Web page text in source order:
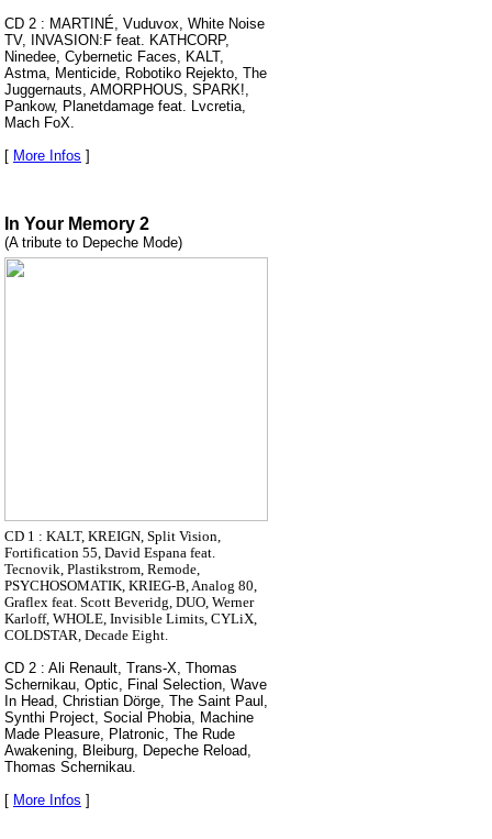
CD 2 : MARTINÉ, Vuduvox, White Noise
TV, INVASION:F feat. KATHCORP,
Ninedee, Cybernetic Faces, KALT,
Astma, Menticide, Robotiko Rejekto, The
Juggernauts, AMORPHOUS, SPARK!,
Pankow, Planetdamage feat. Lvcretia,
Mach FoX.
[ More Infos ]
In Your Memory 2
(A tribute to Depeche Mode)
CD 1 : KALT, KREIGN, Split Vision,
Fortification 55, David Espana feat.
Tecnovik, Plastikstrom, Remode,
PSYCHOSOMATIK, KRIEG-B, Analog 80,
Graflex feat. Scott Beveridg, DUO, Werner
Karloff, WHOLE, Invisible Limits, CYLiX,
COLDSTAR, Decade Eight.
CD 2 : Ali Renault, Trans-X, Thomas
Schernikau, Optic, Final Selection, Wave
In Head, Christian Dörge, The Saint Paul,
Synthi Project, Social Phobia, Machine
Made Pleasure, Platronic, The Rude
Awakening, Bleiburg, Depeche Reload,
Thomas Schernikau.
[ More Infos ]